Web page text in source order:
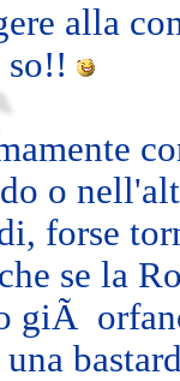
alla
o
forse
se la
giÃ
una